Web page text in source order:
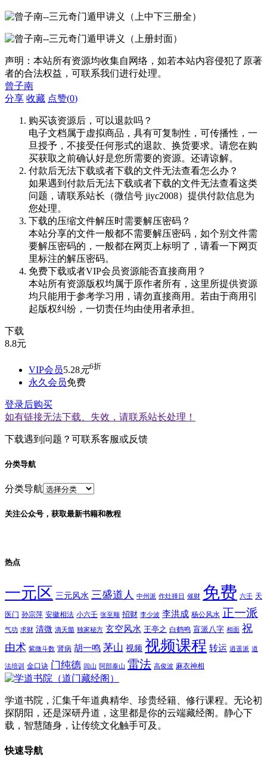
声明：本站所有资源均收集自网络，如若本站内容侵犯了原著
者的合法权益，可联系我们进行处理。
曾子南
分享 收藏 点赞(0)
购买该资源后，可以退款吗？
电子文档属于虚拟商品，具有可复制性，可传播性，一
旦授予，不接受任何形式的退款、换货要求。请您在购
买获取之前确认好是您所需要的资源。还请谅解。
付款后无法下载或者下载的文件无法查看怎么办？
如果遇到付款后无法下载或者下载的文件无法查看这类
问题，请联系站长（微信号 jiyc2008）提供付款信息为
您处理。
下载的压缩文件解压时需要解压密码？
本站分享的文件一般都不需要解压密码，如个别文件需
要解压密码的，一般都在网页上标明了，请看一下网页
里标注的解压密码。
免费下载或者VIP会员资源能否直接商用？
本站所有资源版权均属于原作者所有，这里所提供资源
均只能用于参考学习用，请勿直接商用。若由于商用引
起版权纠纷，一切责任均由使用者承担。
下载
8.8元
VIP会员5.28元6折
永久会员免费
登录后购买
如有链接无法下载、失效，请联系站长处理！
下载遇到问题？可联系客服或反馈
分类导航
分类导航
关注公众号，获取最新书籍和教程
热点
一元区 三元风水 三盛道人 中州派 作灶择日 催财 免费 六壬 天
医门 孙宗萍 安徽相法 小六壬 张至顺 招财 李少波 李洪成 杨公风水 正一派
气功 求财 清微 滴天髓 独家秘方 玄空风水 王亭之 白鹤鸣 盲派八字 相面 祝
由术 紫微斗数 肾病 胡一鸣 茅山 视频 视频课程 转运 逍遥派 道
法培训 金口诀 门纯德 闾山 阿部泰山 雷法 高俊波 麻衣神相
学道书院，汇集千年道典精华、珍贵经籍、修行课程。无论初
探阴阳，还是深研丹道，这里都是你的云端藏经阁。静心下
载，智慧随身，让传统文化触手可及。
快速导航